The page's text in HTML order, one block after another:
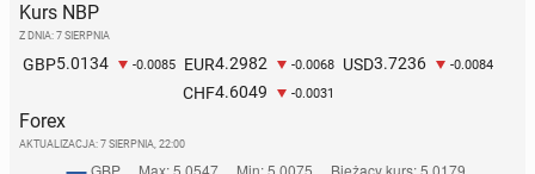
Kurs NBP
Z DNIA: 7 SIERPNIA
GBP5.0134 -0.0085 EUR4.2982 -0.0068 USD3.7236 -0.0084
CHF4.6049 -0.0031
Forex
AKTUALIZACJA: 7 SIERPNIA, 22:00